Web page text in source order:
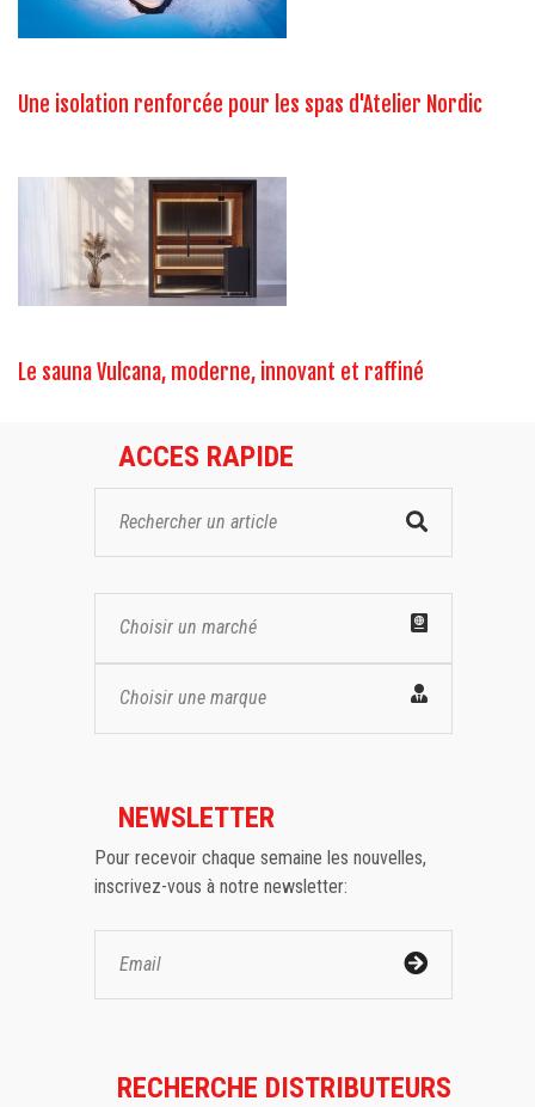
Une isolation renforcée pour les spas d'Atelier Nordic
Le sauna Vulcana, moderne, innovant et raffiné
ACCES RAPIDE
Choisir un marché
Choisir une marque
NEWSLETTER
Pour recevoir chaque semaine les nouvelles,
inscrivez-vous à notre newsletter:
RECHERCHE DISTRIBUTEURS